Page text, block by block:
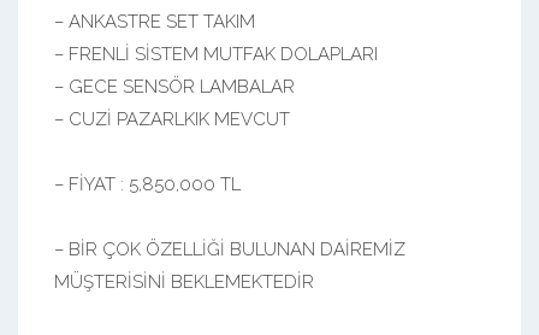
– ANKASTRE SET TAKIM
– FRENLİ SİSTEM MUTFAK DOLAPLARI
– GECE SENSÖR LAMBALAR
– CUZİ PAZARLKIK MEVCUT
– FİYAT : 5,850,000 TL
– BİR ÇOK ÖZELLİĞİ BULUNAN DAİREMİZ
MÜŞTERİSİNİ BEKLEMEKTEDİR